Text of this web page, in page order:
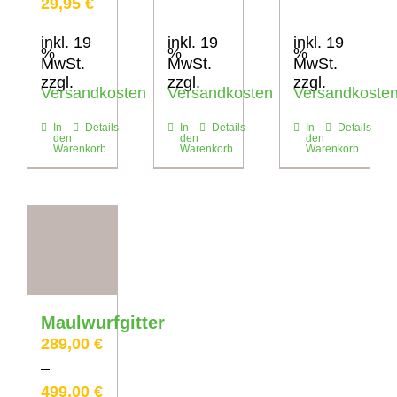
inkl. 19
%
MwSt.
zzgl.
Versandkosten
In
den
Warenkorb
Details
inkl. 19
%
MwSt.
zzgl.
Versandkosten
In
den
Warenkorb
Details
inkl. 19
%
MwSt.
zzgl.
In
den
Warenkorb
Details
Maulwurfgitter
289,00 €
–
499,00 €